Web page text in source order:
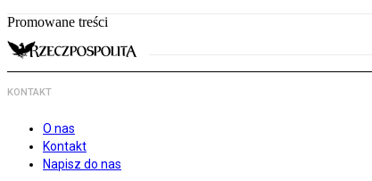
Promowane treści
KONTAKT
O nas
Kontakt
Napisz do nas